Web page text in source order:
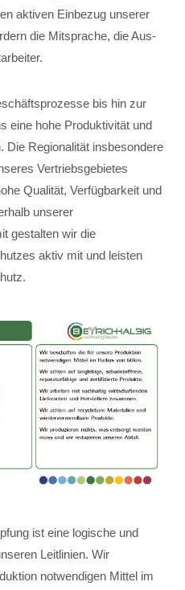
aktiven Einbezug unserer
die Mitsprache, die Aus-
bis hin zur
eine hohe Produktivität und
Die Regionalität insbesondere
Vertriebsgebietes
Qualität, Verfügbarkeit und
unserer
gestalten wir die
aktiv mit und leisten
ist eine logische und
Leitlinien. Wir
notwendigen Mittel im